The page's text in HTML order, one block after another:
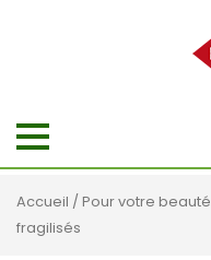
Accueil /Pour votre beauté
fragilisés